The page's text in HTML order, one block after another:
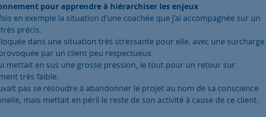
pour apprendre à hiérarchiser les enjeux
en exemple la situation d’une coachée que j’ai accompagnée sur un
précis.
dans une situation très stressante pour elle, avec une surcharge
par un client peu respectueux.
mettait en sus une grosse pression, le tout pour un retour sur
très faible.
pas se résoudre à abandonner le projet au nom de sa conscience
mais mettait en péril le reste de son activité à cause de ce client.